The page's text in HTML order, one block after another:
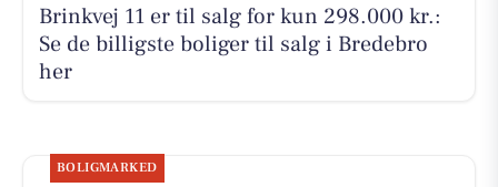
Brinkvej 11 er til salg for kun 298.000 kr.:
Se de billigste boliger til salg i Bredebro
her
BOLIGMARKED